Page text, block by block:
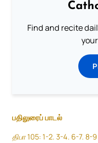
Find and recite
பதிலுரைப் பாடல்
திபா 105: 1-2. 3-4. 6-7. 8-